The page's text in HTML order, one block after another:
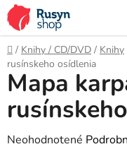
Prejsť
na
obsah
Domov
/ Knihy / CD/DVD / Knihy
rusínskeho osídlenia
Mapa
Priemerné
Neohodnotené